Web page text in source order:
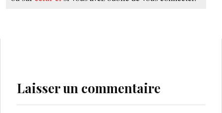
Laisser un commentaire